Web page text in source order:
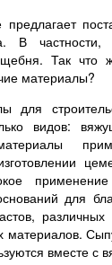
В
Так что
материалы?
для
видов:
применение
для
материалов.
вместе с